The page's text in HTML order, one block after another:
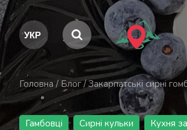
Головна / Блог /Закарпатські сирні
Гамбовці Сирні кульки Кухня